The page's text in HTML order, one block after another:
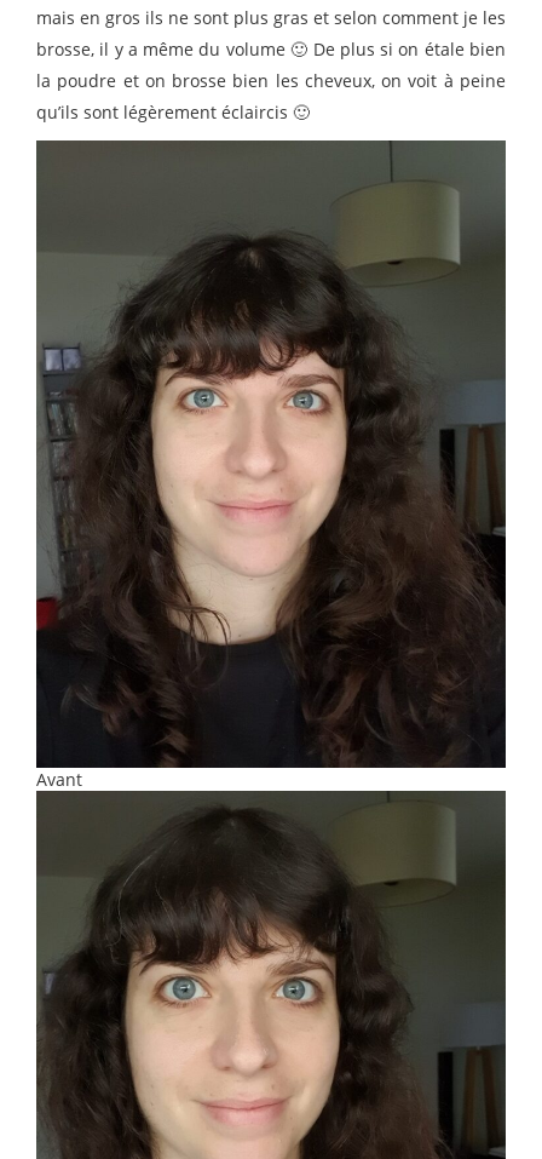
mais en gros ils ne sont plus gras et selon comment je les
brosse, il y a même du volume 🙂 De plus si on étale bien
la poudre et on brosse bien les cheveux, on voit à peine
qu’ils sont légèrement éclaircis 🙂
Avant